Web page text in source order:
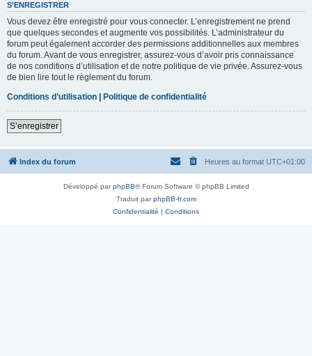
S’ENREGISTRER
Vous devez être enregistré pour vous connecter. L’enregistrement ne prend
que quelques secondes et augmente vos possibilités. L’administrateur du
forum peut également accorder des permissions additionnelles aux membres
du forum. Avant de vous enregistrer, assurez-vous d’avoir pris connaissance
de nos conditions d’utilisation et de notre politique de vie privée. Assurez-vous
de bien lire tout le règlement du forum.
Conditions d’utilisation | Politique de confidentialité
S’enregistrer
Index du forum Heures au format UTC+01:00
Développé parphpBB® Forum Software © phpBB Limited
Traduit parphpBB-fr.com
Confidentialité | Conditions